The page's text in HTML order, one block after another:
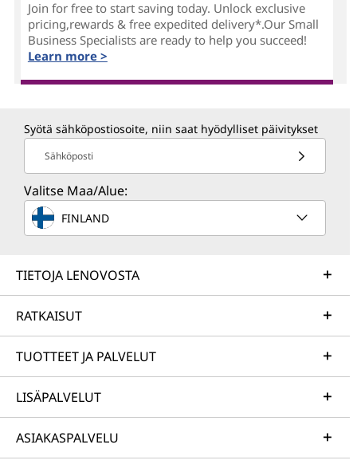
Join for free to start saving today. Unlock exclusive
pricing,rewards & free expedited delivery*.Our Small
Business Specialists are ready to help you succeed!
Learn more >
Syötä sähköpostiosoite, niin saat hyödylliset päivitykset
Sähköposti
Valitse Maa/Alue:
FINLAND
TIETOJA LENOVOSTA
RATKAISUT
TUOTTEET JA PALVELUT
LISÄPALVELUT
ASIAKASPALVELU